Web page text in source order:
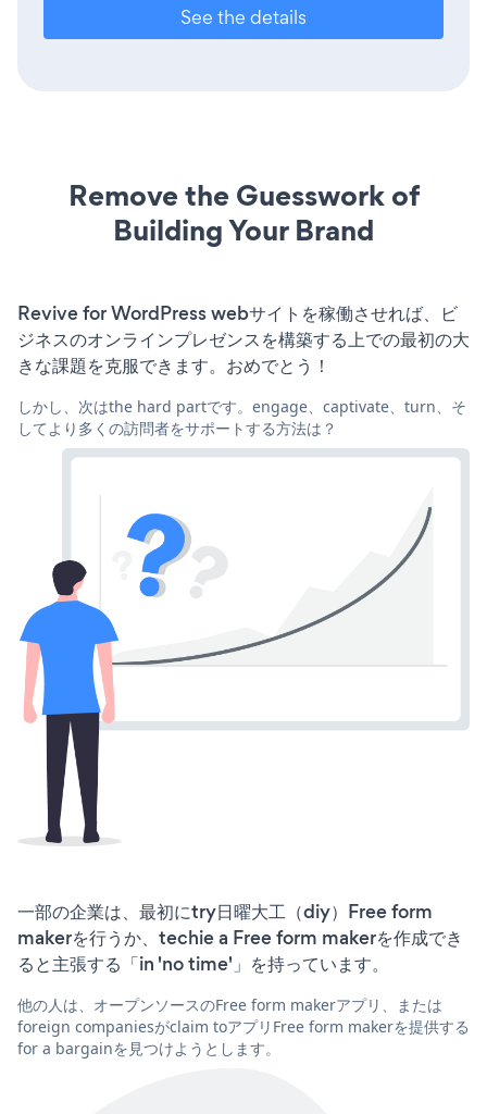
See the details
Remove the Guesswork of
Building Your Brand
Revive for WordPress webサイトを稼働させれば、ビ
ジネスのオンラインプレゼンスを構築する上での最初の大
きな課題を克服できます。おめでとう！
しかし、次はthe hard partです。engage、captivate、turn、そ
してより多くの訪問者をサポートする方法は？
一部の企業は、最初にtry日曜大工（diy）Free form
makerを行うか、techie a Free form makerを作成でき
ると主張する「in 'no time'」を持っています。
他の人は、オープンソースのFree form makerアプリ、または
foreign companiesがclaim toアプリFree form makerを提供する
for a bargainを見つけようとします。